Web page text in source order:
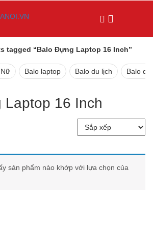
tagged “Balo Đựng Laptop 16 Inch”
Balo laptop Balo du lịch Balo da
16 Inch
sản phẩm nào khớp với lựa chọn của